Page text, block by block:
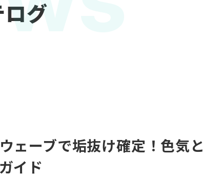
ログ
ェーブで垢抜け確定！色気と
イド